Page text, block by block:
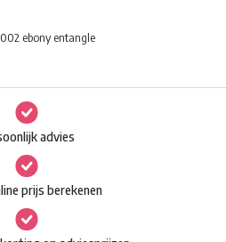
meerdere
Deze
optie
kan
gekozen
worden
op
ebony entangle
advies
prijs berekenen